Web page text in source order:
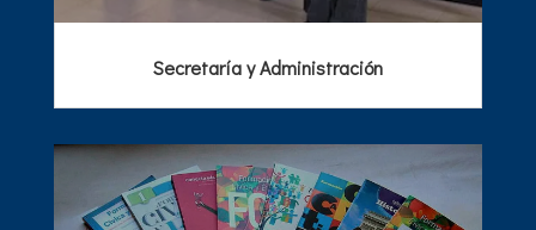
Secretaría y Administración